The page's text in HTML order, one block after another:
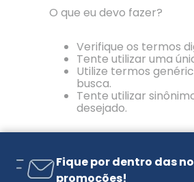
O que eu devo fazer?
Verifique os termos
Tente utilizar uma
Utilize termos
busca.
Tente utilizar
desejado.
Fique por dentro das
promoções!